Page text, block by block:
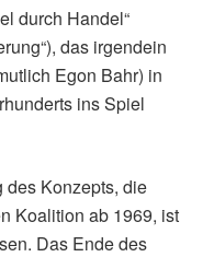
durch Handel“
das irgendein
Egon Bahr) in
ins Spiel
des Konzepts, die
Koalition ab 1969, ist
Das Ende des